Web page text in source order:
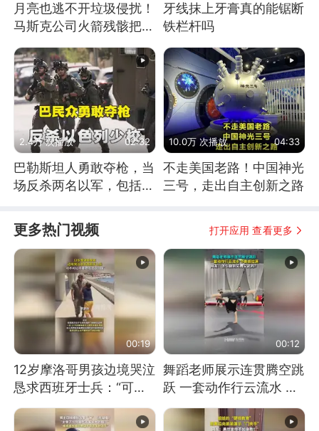
月亮也逃不开垃圾侵扰！
马斯克公司火箭残骸把月
牙线抹上牙膏真的能锯断
铁栏杆吗
2.4万 次播放 02:32
巴勒斯坦人勇敢夺枪，当
场反杀两名以军，包括一
10.0万 次播放 04:33
不走美国老路！中国神光
三号，走出自主创新之路
更多热门视频 打开应用 查看更多
00:19
12岁摩洛哥男孩边境哭泣
恳求西班牙士兵：“可不
可以不要把我遣返回国”
00:12
舞蹈老师展示连贯腾空跳
跃 一套动作行云流水 节
奏感拉满 网友：怎么做
到又舞又武的？